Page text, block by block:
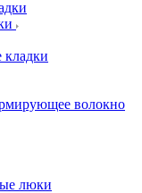
волокно
люки